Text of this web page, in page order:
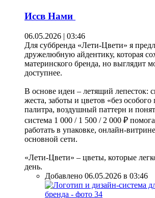
Иссв Нами
06.05.2026 | 03:46
Для суббренда «Лети-Цвети» я
дружелюбную айдентику, которая
материнского бренда, но выглядит
доступнее.
В основе идеи – летящий лепесток:
жеста, заботы и цветов «без
палитра, воздушный паттерн и
система 1 000 / 1 500 / 2 000 ₽
работать в упаковке, онлайн-
основной сети.
«Лети-Цвети» – цветы, которые
день.
Добавлено 06.05.2026 в 03:46